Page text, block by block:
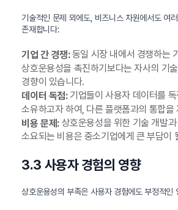
기술적인 문제 외에도, 비즈니스 차원에서도 여러
존재합니다:
기업 간 경쟁:동일 시장 내에서 경쟁하는
상호운용성을 촉진하기보다는 자사의 기
경향이 있습니다.
데이터 독점:기업들이 사용자 데이터를
소유하고자 하여, 다른 플랫폼과의 통합을
비용 문제:상호운용성을 위한 기술 개발과
소요되는 비용은 중소기업에게 큰 부담이
3.3 사용자 경험의 영향
상호운용성의 부족은 사용자 경험에도 부정적인